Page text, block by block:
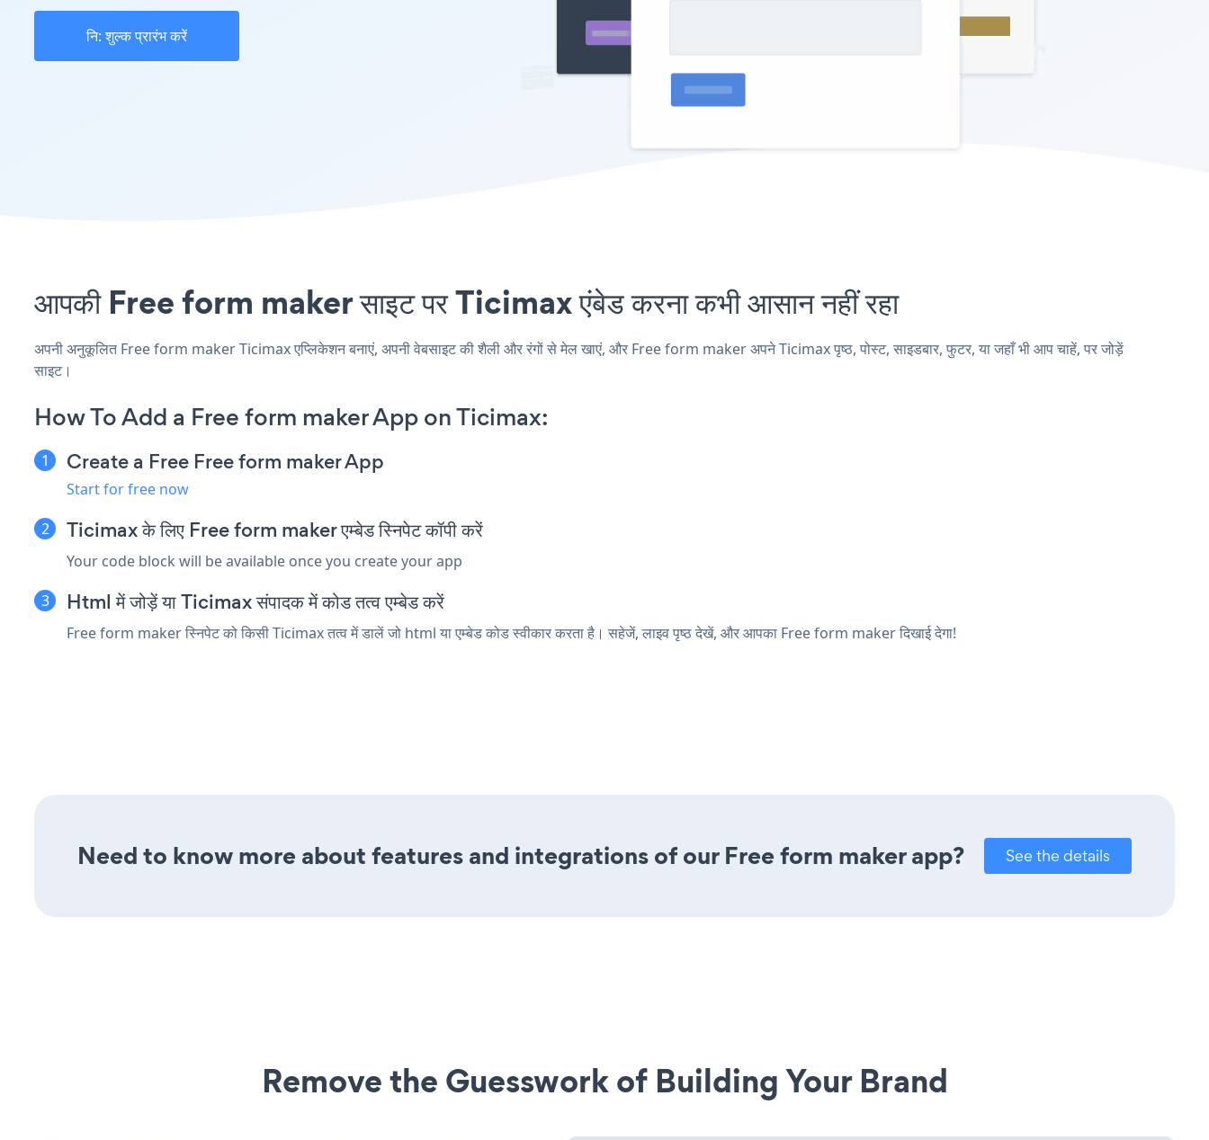
नि: शुल्क प्रारंभ करें
आपकी Free form maker साइट पर Ticimax एंबेड करना कभी आसान नहीं रहा
अपनी अनुकूलित Free form maker Ticimax एप्लिकेशन बनाएं, अपनी वेबसाइट की शैली और रंगों से मेल खाएं, और Free form maker अपने Ticimax पृष्ठ, पोस्ट, साइडबार, फुटर, या जहाँ भी आप चाहें, पर जोड़ें
साइट।
How To Add a Free form maker App on Ticimax:
Create a Free Free form maker App
Start for free now
Ticimax के लिए Free form maker एम्बेड स्निपेट कॉपी करें
Your code block will be available once you create your app
Html में जोड़ें या Ticimax संपादक में कोड तत्व एम्बेड करें
Free form maker स्निपेट को किसी Ticimax तत्व में डालें जो html या एम्बेड कोड स्वीकार करता है। सहेजें, लाइव पृष्ठ देखें, और आपका Free form maker दिखाई देगा!
Need to know more about features and integrations of our Free form maker app? See the details
Remove the Guesswork of Building Your Brand